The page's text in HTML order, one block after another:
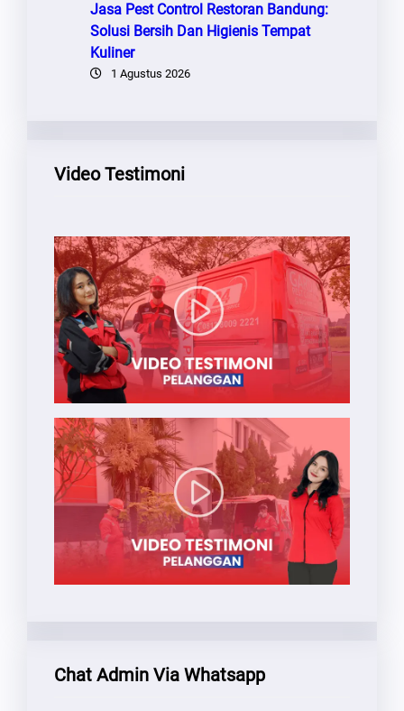
Jasa Pest Control Restoran Bandung:
Solusi Bersih Dan Higienis Tempat
Kuliner
1 Agustus 2026
Video Testimoni
Chat Admin Via Whatsapp